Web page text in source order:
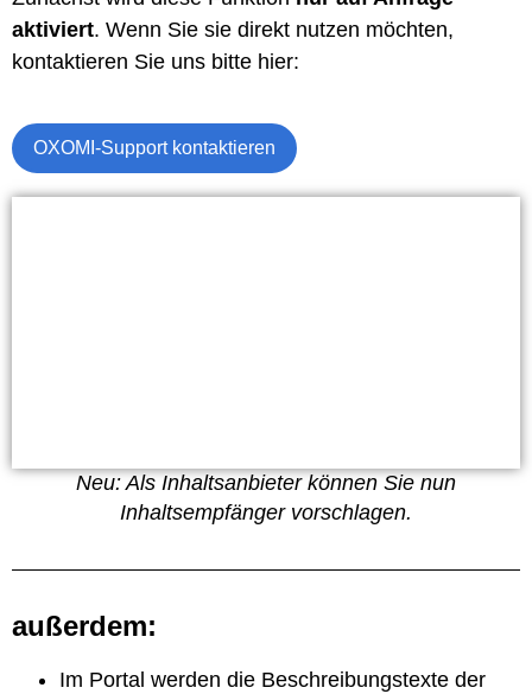
aktiviert. Wenn Sie sie direkt nutzen möchten,
kontaktieren Sie uns bitte hier:
OXOMI-Support kontaktieren
Neu: Als Inhaltsanbieter können Sie nun
Inhaltsempfänger vorschlagen.
außerdem:
Im Portal werden die Beschreibungstexte der